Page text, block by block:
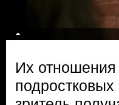
Их отношения
подростковых